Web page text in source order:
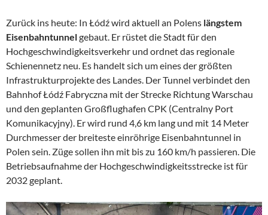
Zurück ins heute: In Łódź wird aktuell an Polens längstem
Eisenbahntunnelgebaut. Er rüstet die Stadt für den
Hochgeschwindigkeitsverkehr und ordnet das regionale
Schienennetz neu. Es handelt sich um eines der größten
Infrastrukturprojekte des Landes. Der Tunnel verbindet den
Bahnhof Łódź Fabryczna mit der Strecke Richtung Warschau
und den geplanten Großflughafen CPK (Centralny Port
Komunikacyjny). Er wird rund 4,6 km lang und mit 14 Meter
Durchmesser der breiteste einröhrige Eisenbahntunnel in
Polen sein. Züge sollen ihn mit bis zu 160 km/h passieren. Die
Betriebsaufnahme der Hochgeschwindigkeitsstrecke ist für
2032 geplant.